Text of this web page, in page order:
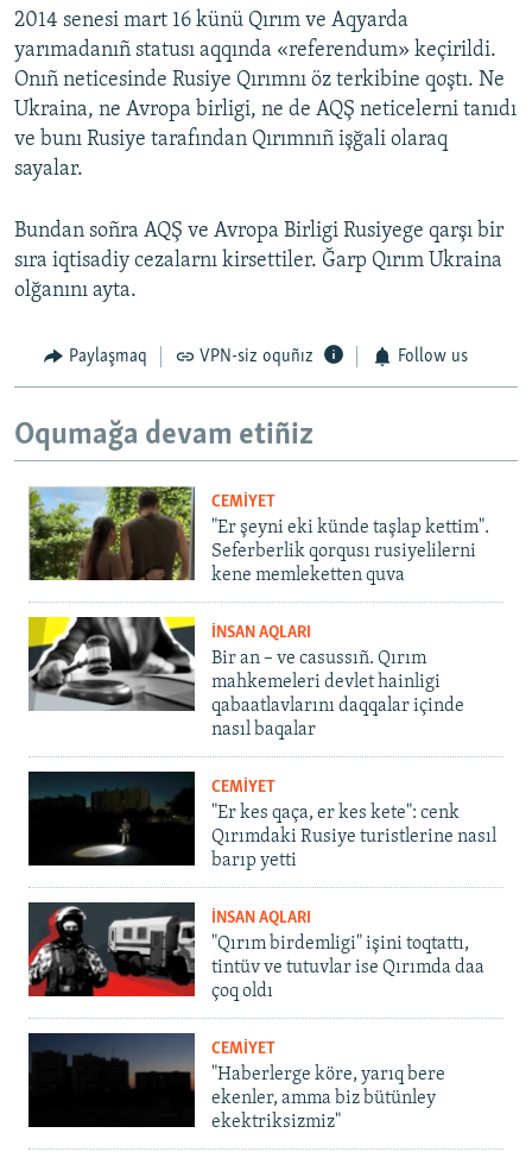
2014 senesi mart 16 künü Qırım ve Aqyarda
yarımadanıñ statusı aqqında «referendum» keçirildi.
Onıñ neticesinde Rusiye Qırımnı öz terkibine qoştı. Ne
Ukraina, ne Avropa birligi, ne de AQŞ neticelerni tanıdı
ve bunı Rusiye tarafından Qırımnıñ işğali olaraq
sayalar.
Bundan soñra AQŞ ve Avropa Birligi Rusiyege qarşı bir
sıra iqtisadiy cezalarnı kirsettiler. Ğarp Qırım Ukraina
olğanını ayta.
Paylaşmaq VPN-siz oquñız Follow us
Oqumağa devam etiñiz
CEMİYET
"Er şeyni eki künde taşlap kettim".
Seferberlik qorqusı rusiyelilerni
kene memleketten quva
İNSAN AQLARI
Bir an – ve casussıñ. Qırım
mahkemeleri devlet hainligi
qabaatlavlarını daqqalar içinde
nasıl baqalar
CEMİYET
"Er kes qaça, er kes kete": cenk
Qırımdaki Rusiye turistlerine nasıl
barıp yetti
İNSAN AQLARI
"Qırım birdemligi" işini toqtattı,
tintüv ve tutuvlar ise Qırımda daa
çoq oldı
CEMİYET
"Haberlerge köre, yarıq bere
ekenler, amma biz bütünley
ekektriksizmiz"